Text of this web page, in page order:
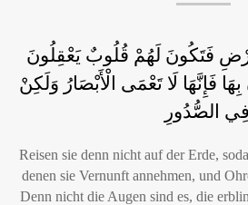
فَتَكُونَ لَهُمْ قُلُوبٌ يَعْقِلُونَ
فَإِنَّهَا لَا تَعْمَى الْأَبْصَارُ وَلَكِنْ
الصُّدُورِ
Reisen sie denn nicht auf der Erde,
denen sie Vernunft annehmen, und
Denn nicht die Augen sind es, die